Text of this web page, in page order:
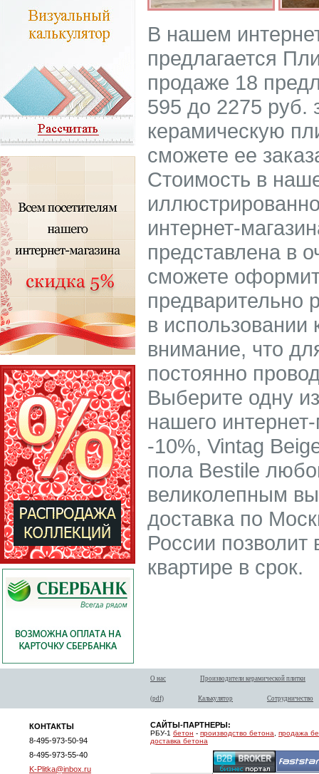
В нашем
предлагается
продаже 18
595 до 2275 руб.
керамическую
сможете ее
Стоимость в
интернет-
представлена в
сможете
предварительно
в использовании
внимание, что
постоянно
Выберите одну
нашего
-10%, Vintag
пола Bestile
великолепным
доставка по
России
квартире в срок.
О нас Производители керамической плитки
(pdf) Калькулятор Сотрудничество
КОНТАКТЫ
8-495-973-50-94
8-495-973-55-40
K-Plitka@inbox.ru
САЙТЫ-ПАРТНЕРЫ:
РБУ-1 бетон - производство бетона
продажа
доставка бетона